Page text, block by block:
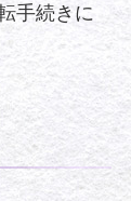
手続きに